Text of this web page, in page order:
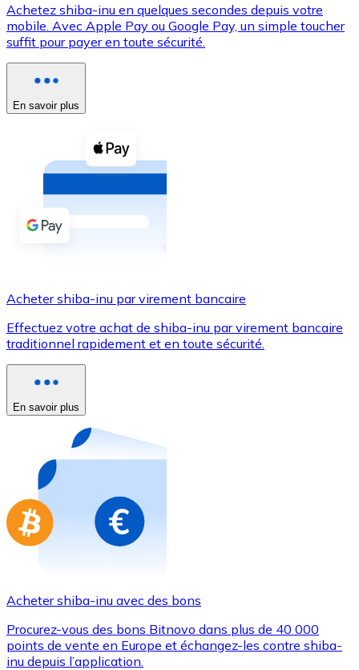
XRP
XRP
Voir toutes
Coupons crypto
Achetez des cryptomonnaies en espèces et d'autres
Acheter avec espèces
Virement SEPA
Utilisez les cartes Visa et Mastercard pour acheter
Acheter avec carte
Nouveau
Achetez des cartes-cadeaux de vos marques
Aller à la boutique de cartes-cadeaux
Achetez shiba-inu en quelques secondes depuis votre
mobile. Avec Apple Pay ou Google Pay, un simple toucher
suffit pour payer en toute sécurité.
En savoir plus
Acheter shiba-inu par virement bancaire
Effectuez votre achat de shiba-inu par virement bancaire
traditionnel rapidement et en toute sécurité.
En savoir plus
Acheter shiba-inu avec des bons
Procurez-vous des bons Bitnovo dans plus de 40 000
points de vente en Europe et échangez-les contre shiba-
inu depuis l’application.